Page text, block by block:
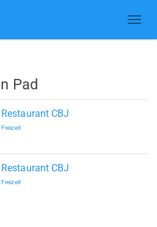
Pad
Restaurant CBJ
Freizeit
Restaurant CBJ
Freizeit